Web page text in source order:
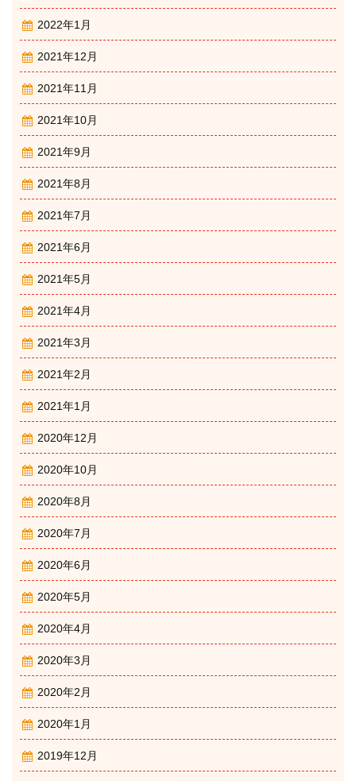
2022年1月
2021年12月
2021年11月
2021年10月
2021年9月
2021年8月
2021年7月
2021年6月
2021年5月
2021年4月
2021年3月
2021年2月
2021年1月
2020年12月
2020年10月
2020年8月
2020年7月
2020年6月
2020年5月
2020年4月
2020年3月
2020年2月
2020年1月
2019年12月